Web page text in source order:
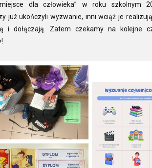
dla człowieka” w roku szkolnym
już ukończyli wyzwanie, inni wciąż je
i dołączają. Zatem czekamy na kolejne